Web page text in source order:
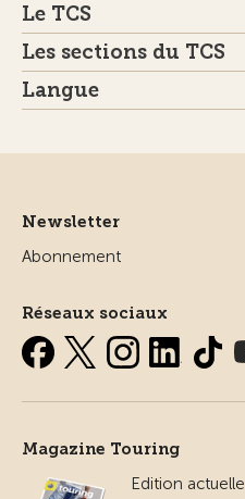
Le TCS
Les sections du TCS
Langue
Newsletter
Abonnement
Réseaux sociaux
Magazine Touring
Edition actuelle